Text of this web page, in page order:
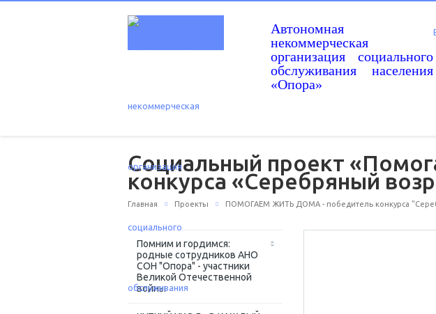
Автономная
некоммерческая
организация социального
обслуживания населения
«Опора»
Социальный проект
конкурса «Серебряный
Главная Проекты ПОМОГАЕМ ЖИТЬ ДОМА - победитель конкурса
Помним и гордимся:
родные сотрудников АНО
СОН "Опора" - участники
Великой Отечественной
войны